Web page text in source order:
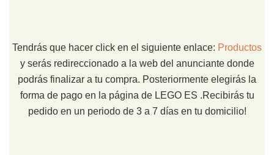
Tendrás que hacer click en el siguiente enlace: Productos
y serás redireccionado a la web del anunciante donde
podrás finalizar a tu compra. Posteriormente elegirás la
forma de pago en la página de LEGO ES .Recibirás tu
pedido en un periodo de 3 a 7 días en tu domicilio!